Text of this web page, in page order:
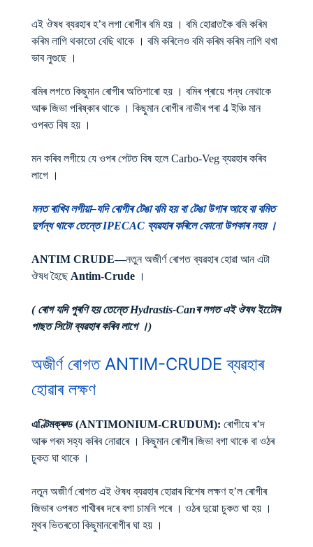
এই ঔষধ ব্যৱহাৰ হ’ব লগা ৰোগীৰ বমি হয় । বমি হোৱাতকৈ বমি কৰিম
কৰিম লাগি থকাতো বেছি থাকে । বমি কৰিলেও বমি কৰিম কৰিম লাগি থখা
ভাব নুগুছে ।
বমিৰ লগতে কিছুমান ৰোগীৰ অতিশাৰো হয় । বমিৰ প্ৰায়ে গন্ধ নেথাকে
আৰু জিভা পৰিষ্কাৰ থাকে । কিছুমান ৰোগীৰ নাভীৰ পৰা 4 ইঞ্চি মান
ওপৰত বিষ হয় ।
মন কৰিব লগীয়ে যে ওপৰ পেটত বিষ হলে Carbo-Veg ব্যৱহাৰ কৰিব
লাগে ।
মনত ৰাখিব লগীয়া–যদি ৰোগীৰ টেঙা বমি হয় বা টেঙা উগাৰ আহে বা বমিত
দুৰ্গন্ধ থাকে তেন্তে IPECAC ব্যৱহাৰ কৰিলে কোনো উপকাৰ নহয় ।
ANTIM CRUDE—নতুন অজীৰ্ণ ৰোগত ব্যৱহাৰ হোৱা আন এটা
ঔষধ হৈছে Antim-Crude ।
( ৰোগ যদি পুৰণি হয় তেন্তে Hydrastis-Canৰ লগত এই ঔষধ ইটেোৰ
পাছত সিটো ব্যৱহাৰ কৰিব লাগে ।)
অজীৰ্ণ ৰোগত ANTIM-CRUDE ব্যৱহাৰ
হোৱাৰ লক্ষণ
এণ্টিমক্ৰুড (ANTIMONIUM-CRUDUM): ৰোগীয়ে ৰ’দ
আৰু গৰম সহ্য কৰিব নোৱাৰে । কিছুমান ৰোগীৰ জিভা বগা থাকে বা ওঠৰ
চুকত ঘা থাকে ।
নতুন অজীৰ্ণ ৰোগত এই ঔষধ ব্যৱহাৰ হোৱাৰ বিশেষ লক্ষণ হ’ল ৰোগীৰ
জিভাৰ ওপৰত গাখীৰৰ দৰে বগা চামনি পৰে । ওঠৰ দুয়ো চুকত ঘা হয় ।
মুথৰ ভিতৰতো কিছুমানৰোগীৰ ঘা হয় ।